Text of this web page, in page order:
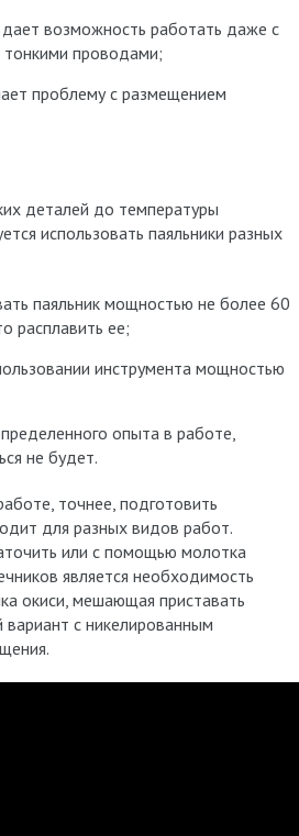
дает возможность работать даже с
проводами;
проблему с размещением
деталей до температуры
использовать паяльники разных
паяльник мощностью не более 60
расплавить ее;
инструмента мощностью
опыта в работе,
не будет.
точнее, подготовить
для разных видов работ.
или с помощью молотка
является необходимость
окиси, мешающая приставать
с никелированным